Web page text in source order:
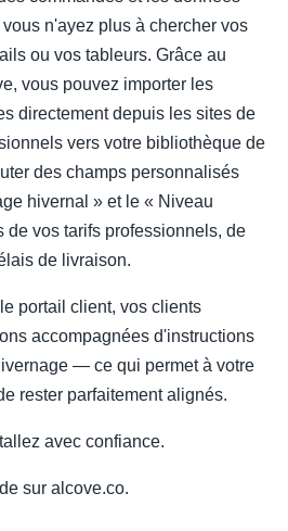
n'ayez plus à chercher vos
ou vos tableurs. Grâce au
vous pouvez importer les
directement depuis les sites de
vers votre bibliothèque de
des champs personnalisés
hivernal » et le « Niveau
de vos tarifs professionnels, de
de livraison.
portail client, vos clients
accompagnées d'instructions
— ce qui permet à votre
rester parfaitement alignés.
avec confiance.
sur alcove.co.